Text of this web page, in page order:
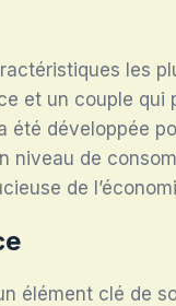
les
et un couple qui
été développée
niveau de
de
élément clé de